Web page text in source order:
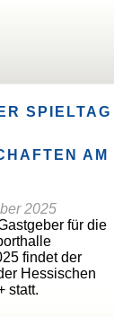
SPIELTAG
AM
2025
für die
findet der
Hessischen
statt.